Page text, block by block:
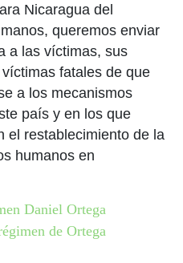
Nicaragua del
queremos enviar
a las víctimas, sus
fatales de que
a los mecanismos
país y en los que
el restablecimiento de la
humanos en
Daniel Ortega
de Ortega